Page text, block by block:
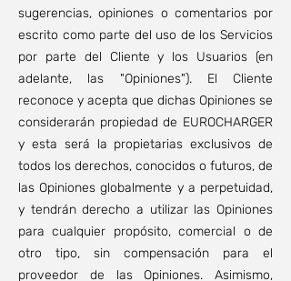
sugerencias, opiniones o comentarios por
escrito como parte del uso de los Servicios
por parte del Cliente y los Usuarios (en
adelante, las "Opiniones"). El Cliente
reconoce y acepta que dichas Opiniones se
considerarán propiedad de EUROCHARGER
y esta será la propietarias exclusivos de
todos los derechos, conocidos o futuros, de
las Opiniones globalmente y a perpetuidad,
y tendrán derecho a utilizar las Opiniones
para cualquier propósito, comercial o de
otro tipo, sin compensación para el
proveedor de las Opiniones. Asimismo,